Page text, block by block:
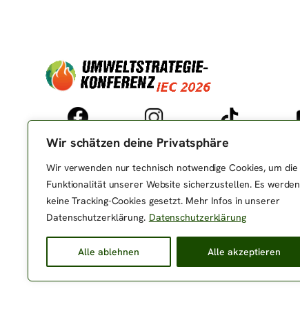
Wir schätzen deine Privatsphäre
Wir verwenden nur technisch notwendige Cookies, um die
Funktionalität unserer Website sicherzustellen. Es werden
keine Tracking-Cookies gesetzt. Mehr Infos in unserer
Datenschutzerklärung. Datenschutzerklärung
Alle ablehnen Alle akzeptieren
© 2024 – 2025